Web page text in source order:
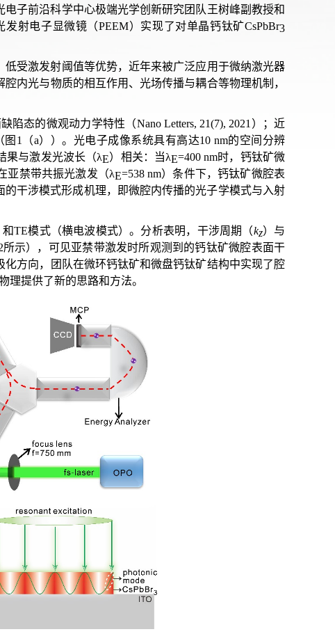
子前沿科学中心极端光学创新研究团队王树峰副教授和
射电子显微镜（PEEM）实现了对单晶钙钛矿CsPbBr3
受激发射阈值等优势，近年来被广泛应用于微纳激光器
内光与物质的相互作用、光场传播与耦合等物理机制，
态的微观动力学特性（Nano Letters, 21(7), 2021）；近
1（a））。光电子成像系统具有高达10 nm的空间分辨
果与激发光波长（λE）相关：当λE=400 nm时，钙钛矿微
亚禁带共振光激发（λE=538 nm）条件下，钙钛矿微腔表
干涉模式形成机理，即微腔内传播的光子学模式与入射
TE模式（横电波模式）。分析表明，干涉周期（kz）与
示），可见亚禁带激发时所观测到的钙钛矿微腔表面干
方向，团队在微环钙钛矿和微盘钙钛矿结构中实现了腔
理提供了新的思路和方法。